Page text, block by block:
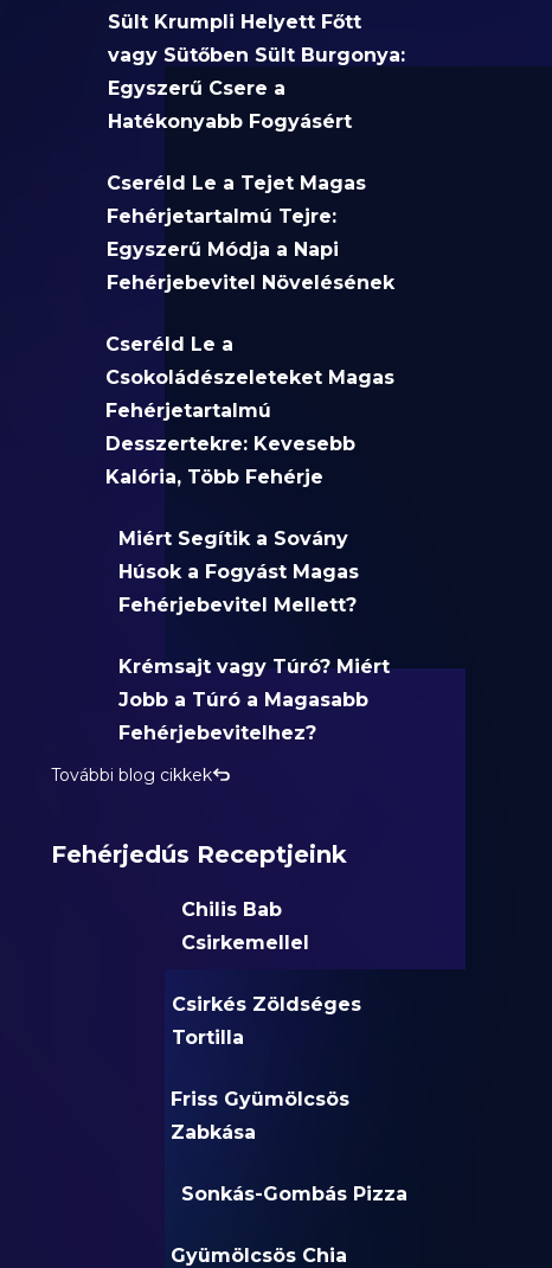
Sült Krumpli Helyett Főtt
vagy Sütőben Sült Burgonya:
Egyszerű Csere a
Hatékonyabb Fogyásért
Cseréld Le a Tejet Magas
Fehérjetartalmú Tejre:
Egyszerű Módja a Napi
Fehérjebevitel Növelésének
Cseréld Le a
Csokoládészeleteket Magas
Fehérjetartalmú
Desszertekre: Kevesebb
Kalória, Több Fehérje
Miért Segítik a Sovány
Húsok a Fogyást Magas
Fehérjebevitel Mellett?
Krémsajt vagy Túró? Miért
Jobb a Túró a Magasabb
Fehérjebevitelhez?
További blog cikkek
Fehérjedús Receptjeink
Chilis Bab
Csirkemellel
Csirkés Zöldséges
Tortilla
Friss Gyümölcsös
Zabkása
Sonkás-Gombás Pizza
Gyümölcsös Chia